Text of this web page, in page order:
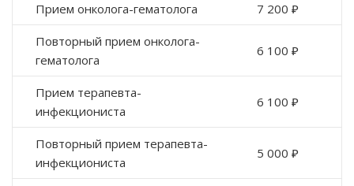
Прием онколога-гематолога 7 200 ₽
Повторный прием онколога-
гематолога
6 100 ₽
Прием терапевта-
инфекциониста
6 100 ₽
Повторный прием терапевта-
инфекциониста
5 000 ₽